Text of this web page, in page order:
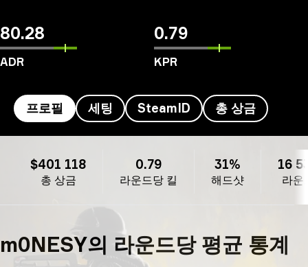
80.28
ADR
0.79
KPR
프로필 세팅 SteamID 총 상금
총 상금
$401 118
라운드당 킬
0.79
해드샷
31%
라운
16
m0NESY의 라운드당 평균 통계